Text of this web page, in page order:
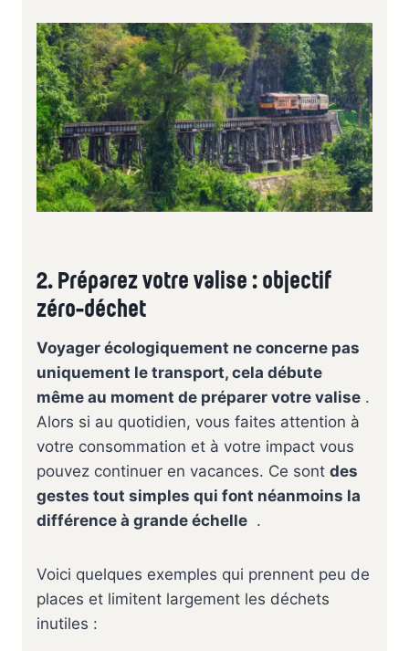
2. Préparez votre valise : objectif
zéro-déchet
Voyager écologiquement ne concerne pas
uniquement le transport, cela débute
même au moment de préparer votre valise .
Alors si au quotidien, vous faites attention à
votre consommation et à votre impact vous
pouvez continuer en vacances. Ce sont des
gestes tout simples qui font néanmoins la
différence à grande échelle .
Voici quelques exemples qui prennent peu de
places et limitent largement les déchets
inutiles :